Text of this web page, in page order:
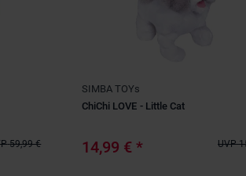
59,99 €
SIMBA TOYs
ChiChi LOVE - Little Cat
14,99 € * UVP